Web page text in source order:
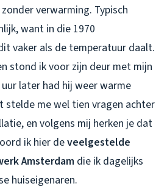
verwarming. Typisch
want in die 1970
vaker als de temperatuur daalt.
stond ik voor zijn deur met mijn
later had hij weer warme
stelde me wel tien vragen achter
en volgens mij herken je dat
ik hier deveelgestelde
Amsterdam die ik dagelijks
huiseigenaren.